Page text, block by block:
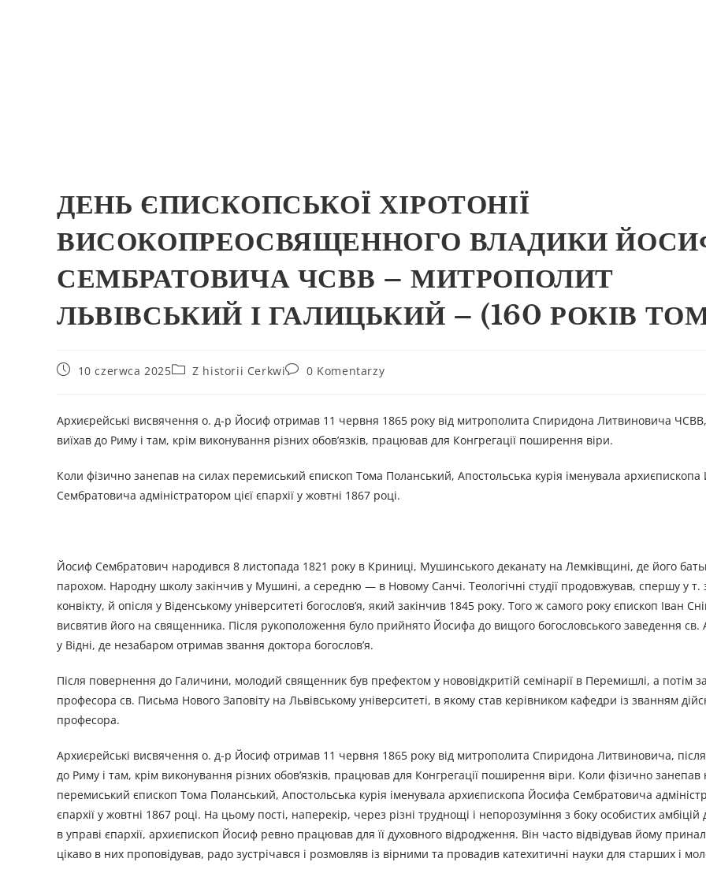
ДЕНЬ ЄПИСКОПСЬКОЇ ХІРОТОНІЇ
ВИСОКОПРЕОСВЯЩЕННОГО ВЛАДИКИ
СЕМБРАТОВИЧА ЧСВВ – МИТРОПОЛИТ
ЛЬВІВСЬКИЙ І ГАЛИЦЬКИЙ – (160 РОКІВ
10 czerwca 2025 Z historii Cerkwi 0 Komentarzy
Архиєрейські висвячення о. д-р Йосиф отримав 11 червня 1865 року від митрополита Спиридона Литвиновича ЧСВВ,
виїхав до Риму і там, крім виконування різних обов’язків, працював для Конгрегації поширення віри.
Коли фізично занепав на силах перемиський єпископ Тома Поланський, Апостольська курія іменувала
Сембратовича адміністратором цієї єпархії у жовтні 1867 році.
Йосиф Сембратович народився 8 листопада 1821 року в Криниці, Мушинського деканату на Лемківщині, де його
парохом. Народну школу закінчив у Мушині, а середню — в Новому Санчі. Теологічні студії продовжував, спершу у т.
конвікту, й опісля у Віденському університеті богослов’я, який закінчив 1845 року. Того ж самого року єпископ Іван
висвятив його на священника. Після рукоположення було прийнято Йосифа до вищого богословського заведення св.
у Відні, де незабаром отримав звання доктора богослов’я.
Після повернення до Галичини, молодий священник був префектом у нововідкритій семінарії в Перемишлі, а потім
професора св. Письма Нового Заповіту на Львівському університеті, в якому став керівником кафедри із званням
професора.
Архиєрейські висвячення о. д-р Йосиф отримав 11 червня 1865 року від митрополита Спиридона Литвиновича, після
до Риму і там, крім виконування різних обов’язків, працював для Конгрегації поширення віри. Коли фізично занепав
перемиський єпископ Тома Поланський, Апостольська курія іменувала архиєпископа Йосифа Сембратовича
єпархії у жовтні 1867 році. На цьому пості, наперекір, через різні труднощі і непорозуміння з боку особистих амбіцій
в управі єпархії, архиєпископ Йосиф ревно працював для її духовного відродження. Він часто відвідував йому
цікаво в них проповідував, радо зустрічався і розмовляв із вірними та провадив катехитичні науки для старших і